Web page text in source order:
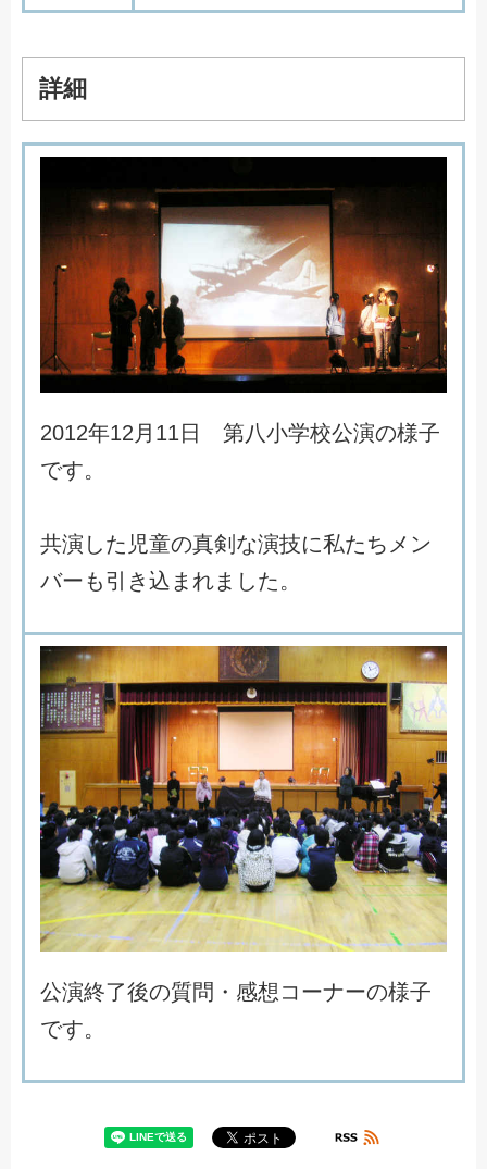
詳細
2012年12 月 11 日 第八小学校公演の様子
です。
共演 した 児童の真剣 な演技に私たち メ ン
バーも引 き込 ま れま した。
公演終了後の質問 ・ 感想 コ ーナーの様子
です。